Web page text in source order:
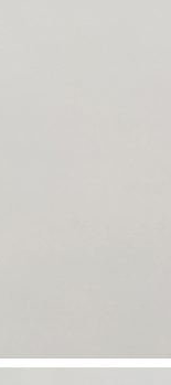
相關法律權利，請聯
之個人資料，連同必
處理利用您的個人資